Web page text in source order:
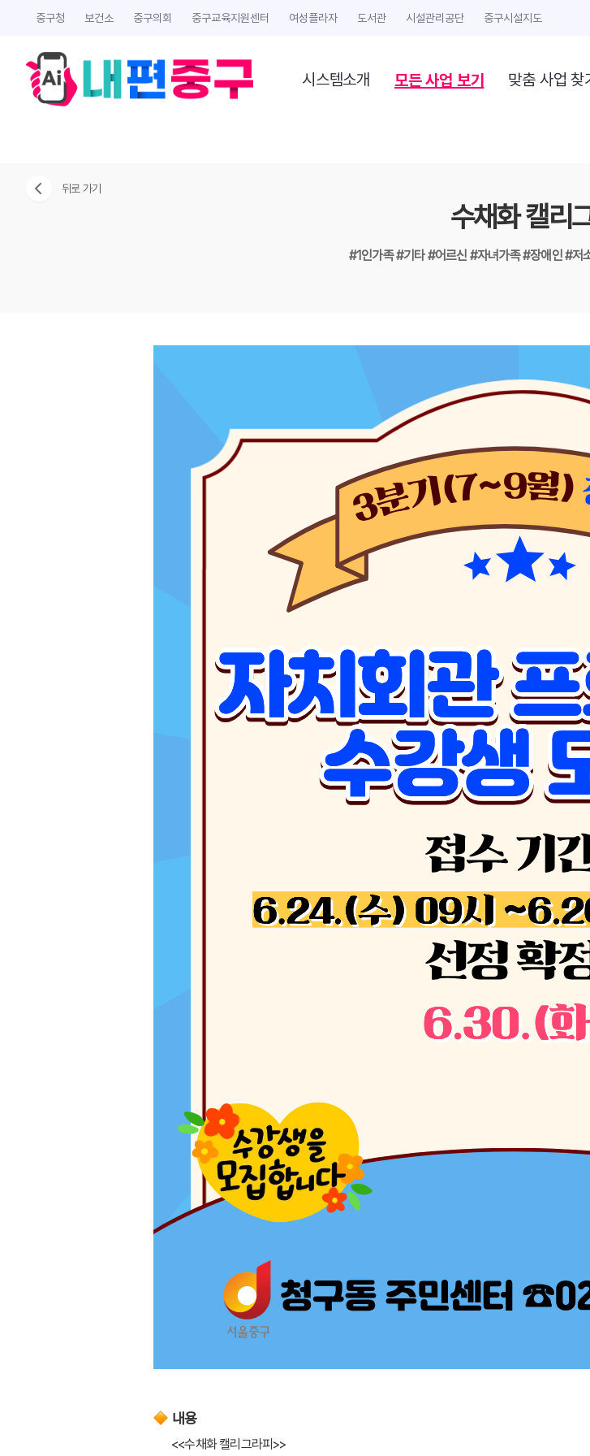
중구청 보건소 중구의회 중구교육지원센터 여성플라자 도서관 시설관리공단 중구시설지도
시스템소개 모든 사업 보기 맞춤 사업 찾
뒤로 가기
수채화 캘리
#1인가족#기타#어르신#자녀가족#장애인#저
내용
<<수채화 캘리그라피>>